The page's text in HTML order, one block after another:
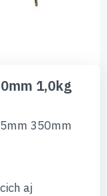
1,0kg
350mm
aj